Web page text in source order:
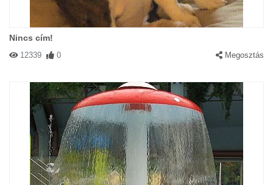
Nincs cím!
12339 0 Megosztás